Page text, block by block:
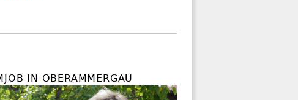
IN OBERAMMERGAU